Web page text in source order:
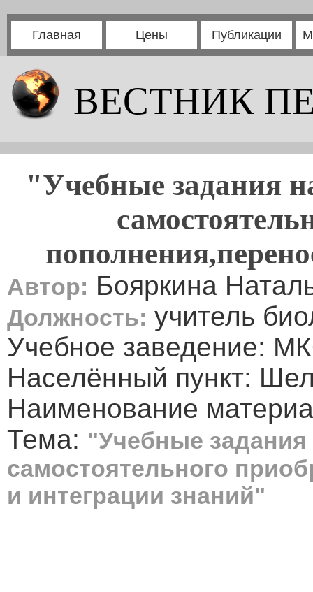
Главная Цены Публикации
ВЕСТНИК
"Учебные задания
Автор: Бояркина
Должность: учитель
Учебное заведение:
Населённый пункт:
Наименование
Тема: "Учебные
самостоятельного
и интеграции знаний"